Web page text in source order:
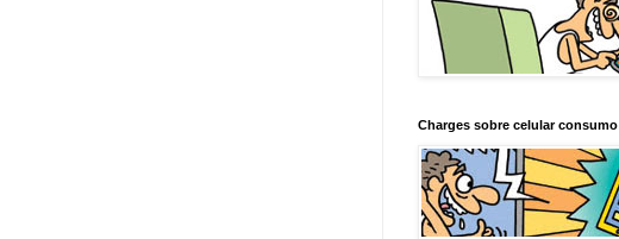
Charges sobre celular consumo